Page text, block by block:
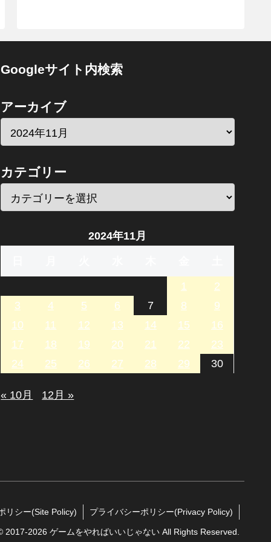
Googleサイト内検索
アーカイブ
カテゴリー
2024年11月
1
2
3
4 5 6 7 8
9
10
11 12 13 14 15
16
17
18 19 20 21 22
23
24
25 26 27 28 29 30
« 10月 12月 »
リシー(Site Policy) プライバシーポリシー(Privacy Policy)
2017-2026 ゲームをやればいいじゃない All Rights Reserved.